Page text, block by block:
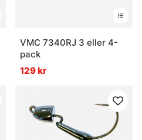
VMC 7340RJ 3 eller 4-
pack
129 kr